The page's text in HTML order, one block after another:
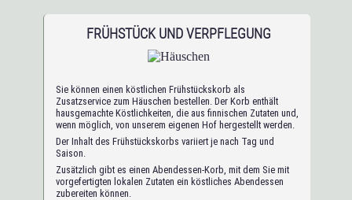
FRÜHSTÜCK UND VERPFLEGUNG
Sie können einen köstlichen Frühstückskorb als
Zusatzservice zum Häuschen bestellen. Der Korb enthält
hausgemachte Köstlichkeiten, die aus finnischen Zutaten und,
wenn möglich, von unserem eigenen Hof hergestellt werden.
Der Inhalt des Frühstückskorbs variiert je nach Tag und
Saison.
Zusätzlich gibt es einen Abendessen-Korb, mit dem Sie mit
vorgefertigten lokalen Zutaten ein köstliches Abendessen
zubereiten können.